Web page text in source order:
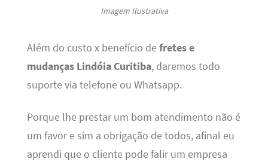
Imagem Ilustrativa
Além do custo x benefício defretes e
mudanças Lindóia Curitiba, daremos todo
suporte via telefone ou Whatsapp.
Porque lhe prestar um bom atendimento não é
um favor e sim a obrigação de todos, afinal eu
aprendi que o cliente pode falir um empresa